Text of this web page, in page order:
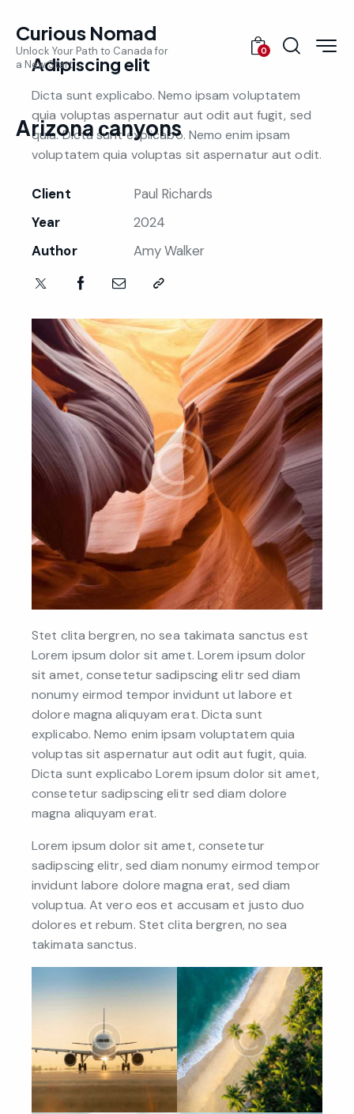
Curious Nomad
Unlock Your Path to Canada for
a New Start
0
Arizona сanyons
Stet clita bergren, no sea takimata sanctus est
Lorem ipsum dolor sit amet. Lorem ipsum dolor
sit amet, consetetur sadipscing elitr sed diam
nonumy eirmod tempor invidunt ut labore et
dolore magna aliquyam erat. Dicta sunt
explicabo. Nemo enim ipsam voluptatem quia
voluptas sit aspernatur aut odit aut fugit, quia.
Dicta sunt explicabo Lorem ipsum dolor sit amet,
consetetur sadipscing elitr sed diam dolore
magna aliquyam erat.
Lorem ipsum dolor sit amet, consetetur
sadipscing elitr, sed diam nonumy eirmod tempor
invidunt labore dolore magna erat, sed diam
voluptua. At vero eos et accusam et justo duo
dolores et rebum. Stet clita bergren, no sea
takimata sanctus.
Adipiscing elit
Dicta sunt explicabo. Nemo ipsam voluptatem
quia voluptas aspernatur aut odit aut fugit, sed
quia. Dicta sunt explicabo. Nemo enim ipsam
voluptatem quia voluptas sit aspernatur aut odit.
Client
Paul Richards
Year
2024
Author
Amy Walker